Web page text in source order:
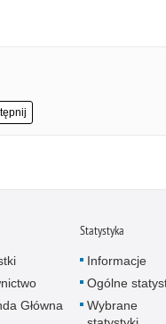
Główna
Statystyka
Informacje
Ogólne
Wybrane